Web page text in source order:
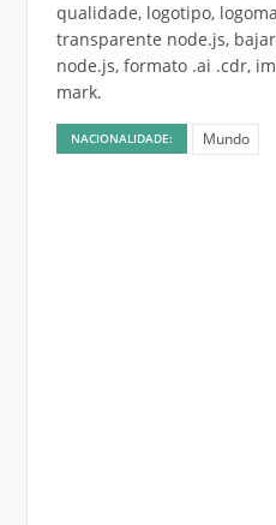
qualidade, logotipo,
transparente node.js,
node.js, formato .ai .cdr,
mark.
NACIONALIDADE: Mundo